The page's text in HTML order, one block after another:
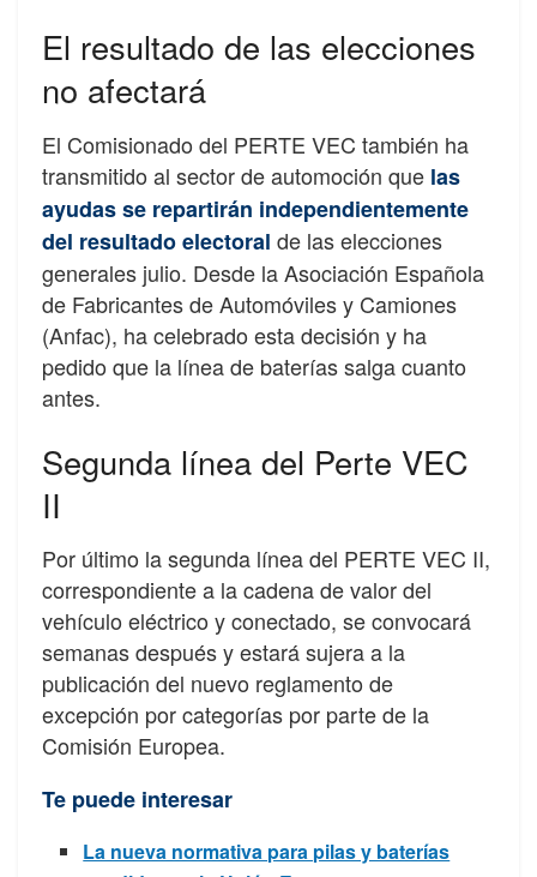
El resultado de las elecciones
no afectará
El Comisionado del PERTE VEC también ha
transmitido al sector de automoción que las
ayudas se repartirán independientemente
del resultado electoral de las elecciones
generales julio. Desde la Asociación Española
de Fabricantes de Automóviles y Camiones
(Anfac), ha celebrado esta decisión y ha
pedido que la línea de baterías salga cuanto
antes.
Segunda línea del Perte VEC
II
Por último la segunda línea del PERTE VEC II,
correspondiente a la cadena de valor del
vehículo eléctrico y conectado, se convocará
semanas después y estará sujera a la
publicación del nuevo reglamento de
excepción por categorías por parte de la
Comisión Europea.
Te puede interesar
La nueva normativa para pilas y baterías